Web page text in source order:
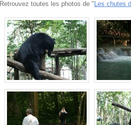
Retrouvez toutes les photos de " Les chutes